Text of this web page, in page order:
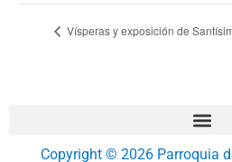
Vísperas y exposición de
Copyright © 2026 Parroquia